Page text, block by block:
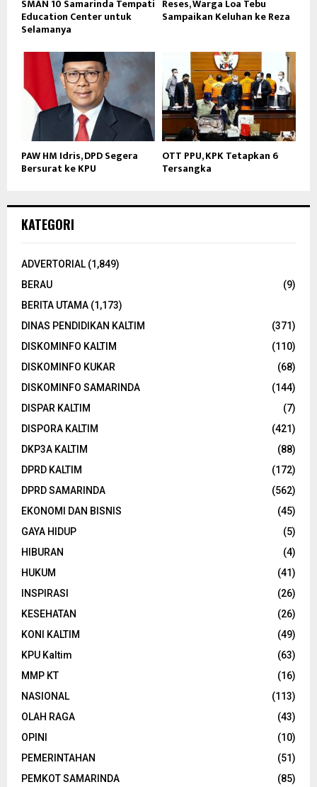
SMAN 10 Samarinda Tempati
Education Center untuk
Selamanya
Reses, Warga Loa Tebu
Sampaikan Keluhan ke Reza
PAW HM Idris, DPD Segera
Bersurat ke KPU
OTT PPU, KPK Tetapkan 6
Tersangka
KATEGORI
ADVERTORIAL (1,849)
BERAU
(9)
BERITA UTAMA (1,173)
DINAS PENDIDIKAN KALTIM
(371)
DISKOMINFO KALTIM
(110)
DISKOMINFO KUKAR
(68)
DISKOMINFO SAMARINDA
(144)
DISPAR KALTIM
(7)
DISPORA KALTIM
(421)
DKP3A KALTIM
(88)
DPRD KALTIM
(172)
DPRD SAMARINDA
(562)
EKONOMI DAN BISNIS
(45)
GAYA HIDUP
(5)
HIBURAN
(4)
HUKUM
(41)
INSPIRASI
(26)
KESEHATAN
(26)
KONI KALTIM
(49)
KPU Kaltim
(63)
MMP KT
(16)
NASIONAL
(113)
OLAH RAGA
(43)
OPINI
(10)
PEMERINTAHAN
(51)
PEMKOT SAMARINDA
(85)